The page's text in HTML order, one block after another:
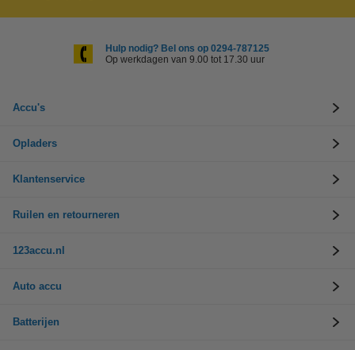
Hulp nodig? Bel ons op 0294-787125
Op werkdagen van 9.00 tot 17.30 uur
Accu's
Opladers
Klantenservice
Ruilen en retourneren
123accu.nl
Auto accu
Batterijen